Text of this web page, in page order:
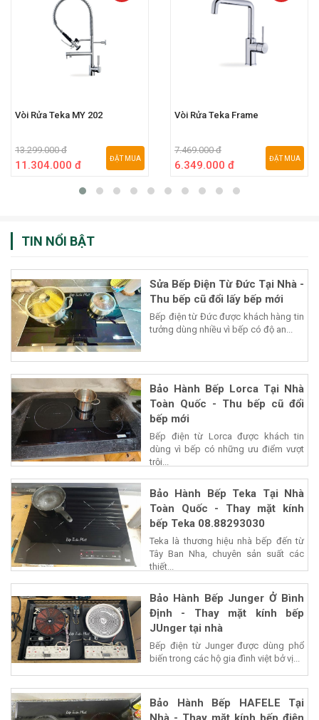
Vòi Rửa Teka MY 202
13.299.000 đ
11.304.000 đ
ĐẶT MUA
Vòi Rửa Teka Frame
7.469.000 đ
6.349.000 đ
ĐẶT MUA
TIN NỔI BẬT
Sửa Bếp Điện Từ Đức Tại Nhà -
Thu bếp cũ đổi lấy bếp mới
Bếp điện từ Đức được khách hàng tin
tưởng dùng nhiều vì bếp có độ an...
Bảo Hành Bếp Lorca Tại Nhà
Toàn Quốc - Thu bếp cũ đổi
bếp mới
Bếp điện từ Lorca được khách tin
dùng vì bếp có những ưu điểm vượt
trội...
Bảo Hành Bếp Teka Tại Nhà
Toàn Quốc - Thay mặt kính
bếp Teka 08.88293030
Teka là thương hiệu nhà bếp đến từ
Tây Ban Nha, chuyên sản suất các
thiết...
Bảo Hành Bếp Junger Ở Bình
Định - Thay mặt kính bếp
JUnger tại nhà
Bếp điện từ Junger được dùng phổ
biến trong các hộ gia đình việt bở vị...
Bảo Hành Bếp HAFELE Tại